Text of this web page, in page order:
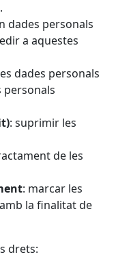
dades personals
a aquestes
dades personals
personals
: suprimir les
de les
: marcar les
la finalitat de
drets: